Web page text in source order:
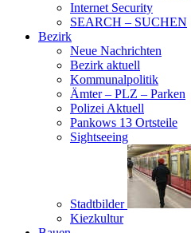
Internet Security
SEARCH – SUCHEN
Bezirk
Neue Nachrichten
Bezirk aktuell
Kommunalpolitik
Ämter – PLZ – Parken
Polizei Aktuell
Pankows 13 Ortsteile
Sightseeing
Stadtbilder
Kiezkultur